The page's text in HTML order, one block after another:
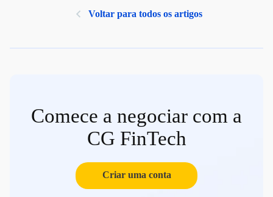
Voltar para todos os artigos
Comece a negociar com a
CG FinTech
Criar uma conta